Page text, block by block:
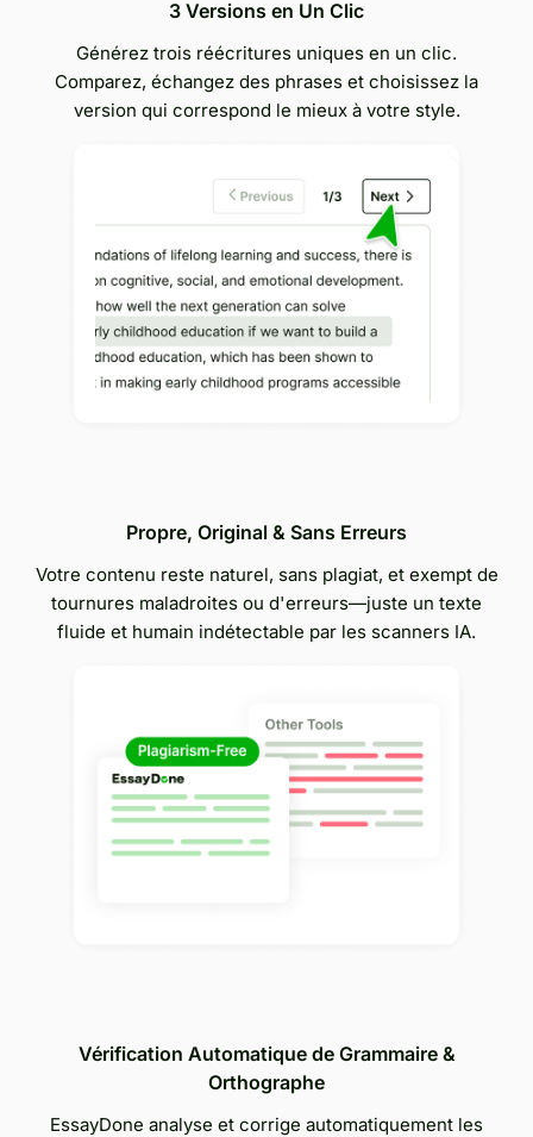
3 Versions en Un Clic
Générez trois réécritures uniques en un clic.
Comparez, échangez des phrases et choisissez la
version qui correspond le mieux à votre style.
Propre, Original & Sans Erreurs
Votre contenu reste naturel, sans plagiat, et exempt de
tournures maladroites ou d'erreurs—juste un texte
fluide et humain indétectable par les scanners IA.
Vérification Automatique de Grammaire &
Orthographe
EssayDone analyse et corrige automatiquement les